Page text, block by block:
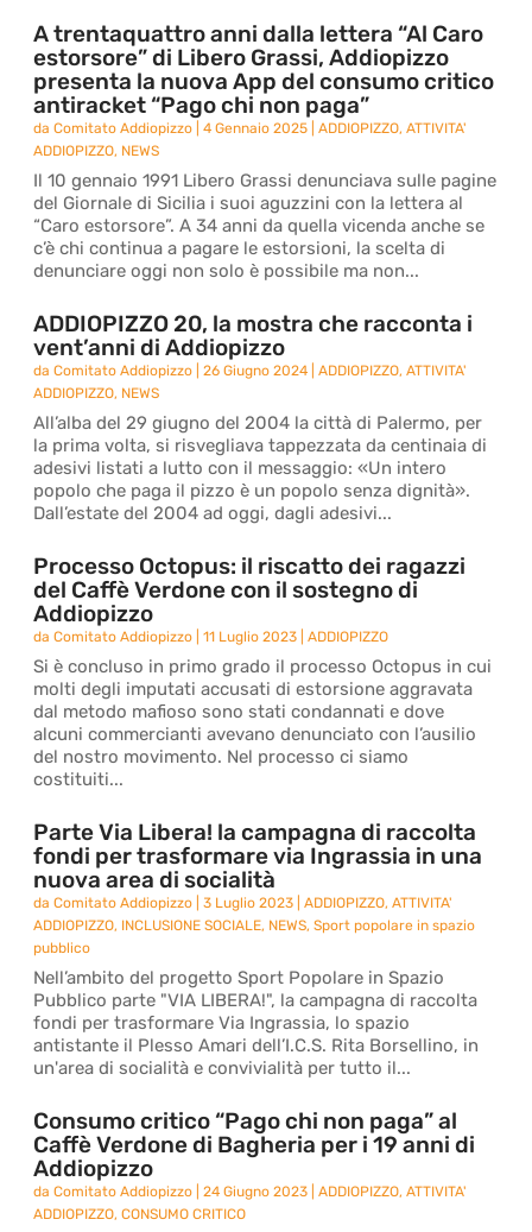
A trentaquattro anni dalla lettera “Al Caro
estorsore” di Libero Grassi, Addiopizzo
presenta la nuova App del consumo critico
antiracket “Pago chi non paga”
daComitato Addiopizzo |4 Gennaio 2025 |ADDIOPIZZO,ATTIVITA'
ADDIOPIZZO, NEWS
Il 10 gennaio 1991 Libero Grassi denunciava sulle pagine
del Giornale di Sicilia i suoi aguzzini con la lettera al
“Caro estorsore”. A 34 anni da quella vicenda anche se
c’è chi continua a pagare le estorsioni, la scelta di
denunciare oggi non solo è possibile ma non...
ADDIOPIZZO 20, la mostra che racconta i
vent’anni di Addiopizzo
daComitato Addiopizzo |26 Giugno 2024 |ADDIOPIZZO,ATTIVITA'
ADDIOPIZZO, NEWS
All’alba del 29 giugno del 2004 la città di Palermo, per
la prima volta, si risvegliava tappezzata da centinaia di
adesivi listati a lutto con il messaggio: «Un intero
popolo che paga il pizzo è un popolo senza dignità».
Dall’estate del 2004 ad oggi, dagli adesivi...
Processo Octopus: il riscatto dei ragazzi
del Caffè Verdone con il sostegno di
Addiopizzo
daComitato Addiopizzo |11 Luglio 2023 |ADDIOPIZZO
Si è concluso in primo grado il processo Octopus in cui
molti degli imputati accusati di estorsione aggravata
dal metodo mafioso sono stati condannati e dove
alcuni commercianti avevano denunciato con l’ausilio
del nostro movimento. Nel processo ci siamo
costituiti...
Parte Via Libera! la campagna di raccolta
fondi per trasformare via Ingrassia in una
nuova area di socialità
daComitato Addiopizzo |3 Luglio 2023 |ADDIOPIZZO,ATTIVITA'
ADDIOPIZZO, INCLUSIONE SOCIALE, NEWS,Sport popolare in spazio
pubblico
Nell’ambito del progetto Sport Popolare in Spazio
Pubblico parte "VIA LIBERA!", la campagna di raccolta
fondi per trasformare Via Ingrassia, lo spazio
antistante il Plesso Amari dell’I.C.S. Rita Borsellino, in
un'area di socialità e convivialità per tutto il...
Consumo critico “Pago chi non paga” al
Caffè Verdone di Bagheria per i 19 anni di
Addiopizzo
daComitato Addiopizzo |24 Giugno 2023 |ADDIOPIZZO,ATTIVITA'
ADDIOPIZZO,CONSUMO CRITICO